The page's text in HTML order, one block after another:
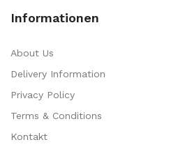
Informationen
About Us
Delivery Information
Privacy Policy
Terms & Conditions
Kontakt